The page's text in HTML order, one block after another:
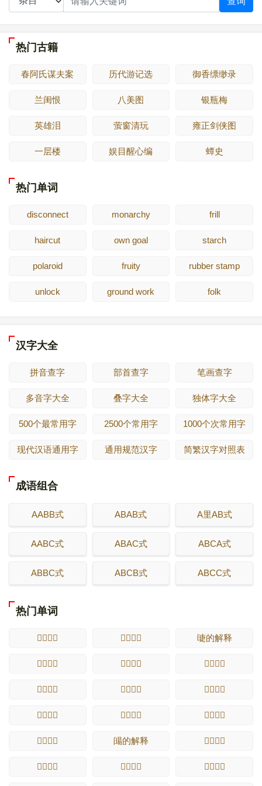
热门古籍
春阿氏谋夫案 历代游记选 御香缥缈录
兰闺恨 八美图 银瓶梅
英雄泪 萤窗清玩 雍正剑侠图
一层楼 娱目醒心编 蟫史
热门单词
disconnect monarchy frill
haircut own goal starch
polaroid fruity rubber stamp
unlock ground work folk
汉字大全
拼音查字 部首查字 笔画查字
多音字大全 叠字大全 独体字大全
500个最常用字 2500个常用字 1000个次常用字
现代汉语通用字 通用规范汉字 简繁汉字对照表
成语组合
AABB式 ABAB式 A里AB式
AABC式 ABAC式 ABCA式
ABBC式 ABCB式 ABCC式
热门单词
𪭚的解释 𪭛的解释 䑖的解释
𪭜的解释 𪭝的解释 𪭞的解释
𪭟的解释 𪭠的解释 𪭡的解释
𪭢的解释 𪭣的解释 𪭤的解释
𪭥的解释 䑗的解释 𪭦的解释
𪭧的解释 𪭨的解释 𪭩的解释